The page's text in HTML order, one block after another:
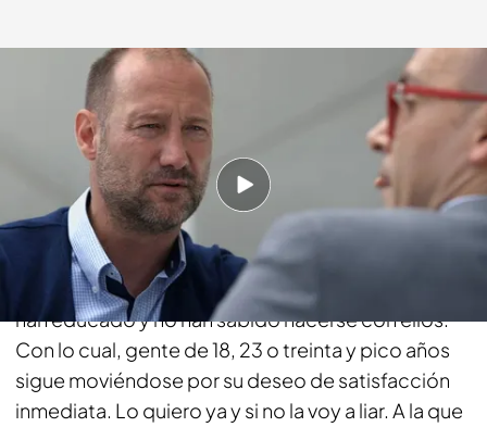
Cuatro.com
28 SEP 2014 - 22:55h.
Compartir
Pedro Gª Aguado:¿Qué les pasa a los chavales
de 'Hermano mayor'? No les han hablado o no les
han educado y no han sabido hacerse con ellos.
Con lo cual, gente de 18, 23 o treinta y pico años
sigue moviéndose por su deseo de satisfacción
inmediata. Lo quiero ya y si no la voy a liar. A la que